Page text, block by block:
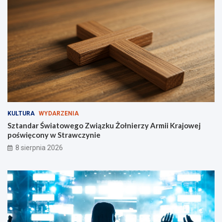
c
k
l
i
s
t
ó
i
p
i
e
y
c
h
KULTURA WYDARZENIA
Sztandar Światowego Związku Żołnierzy Armii Krajowej
poświęcony w Strawczynie
8 sierpnia 2026